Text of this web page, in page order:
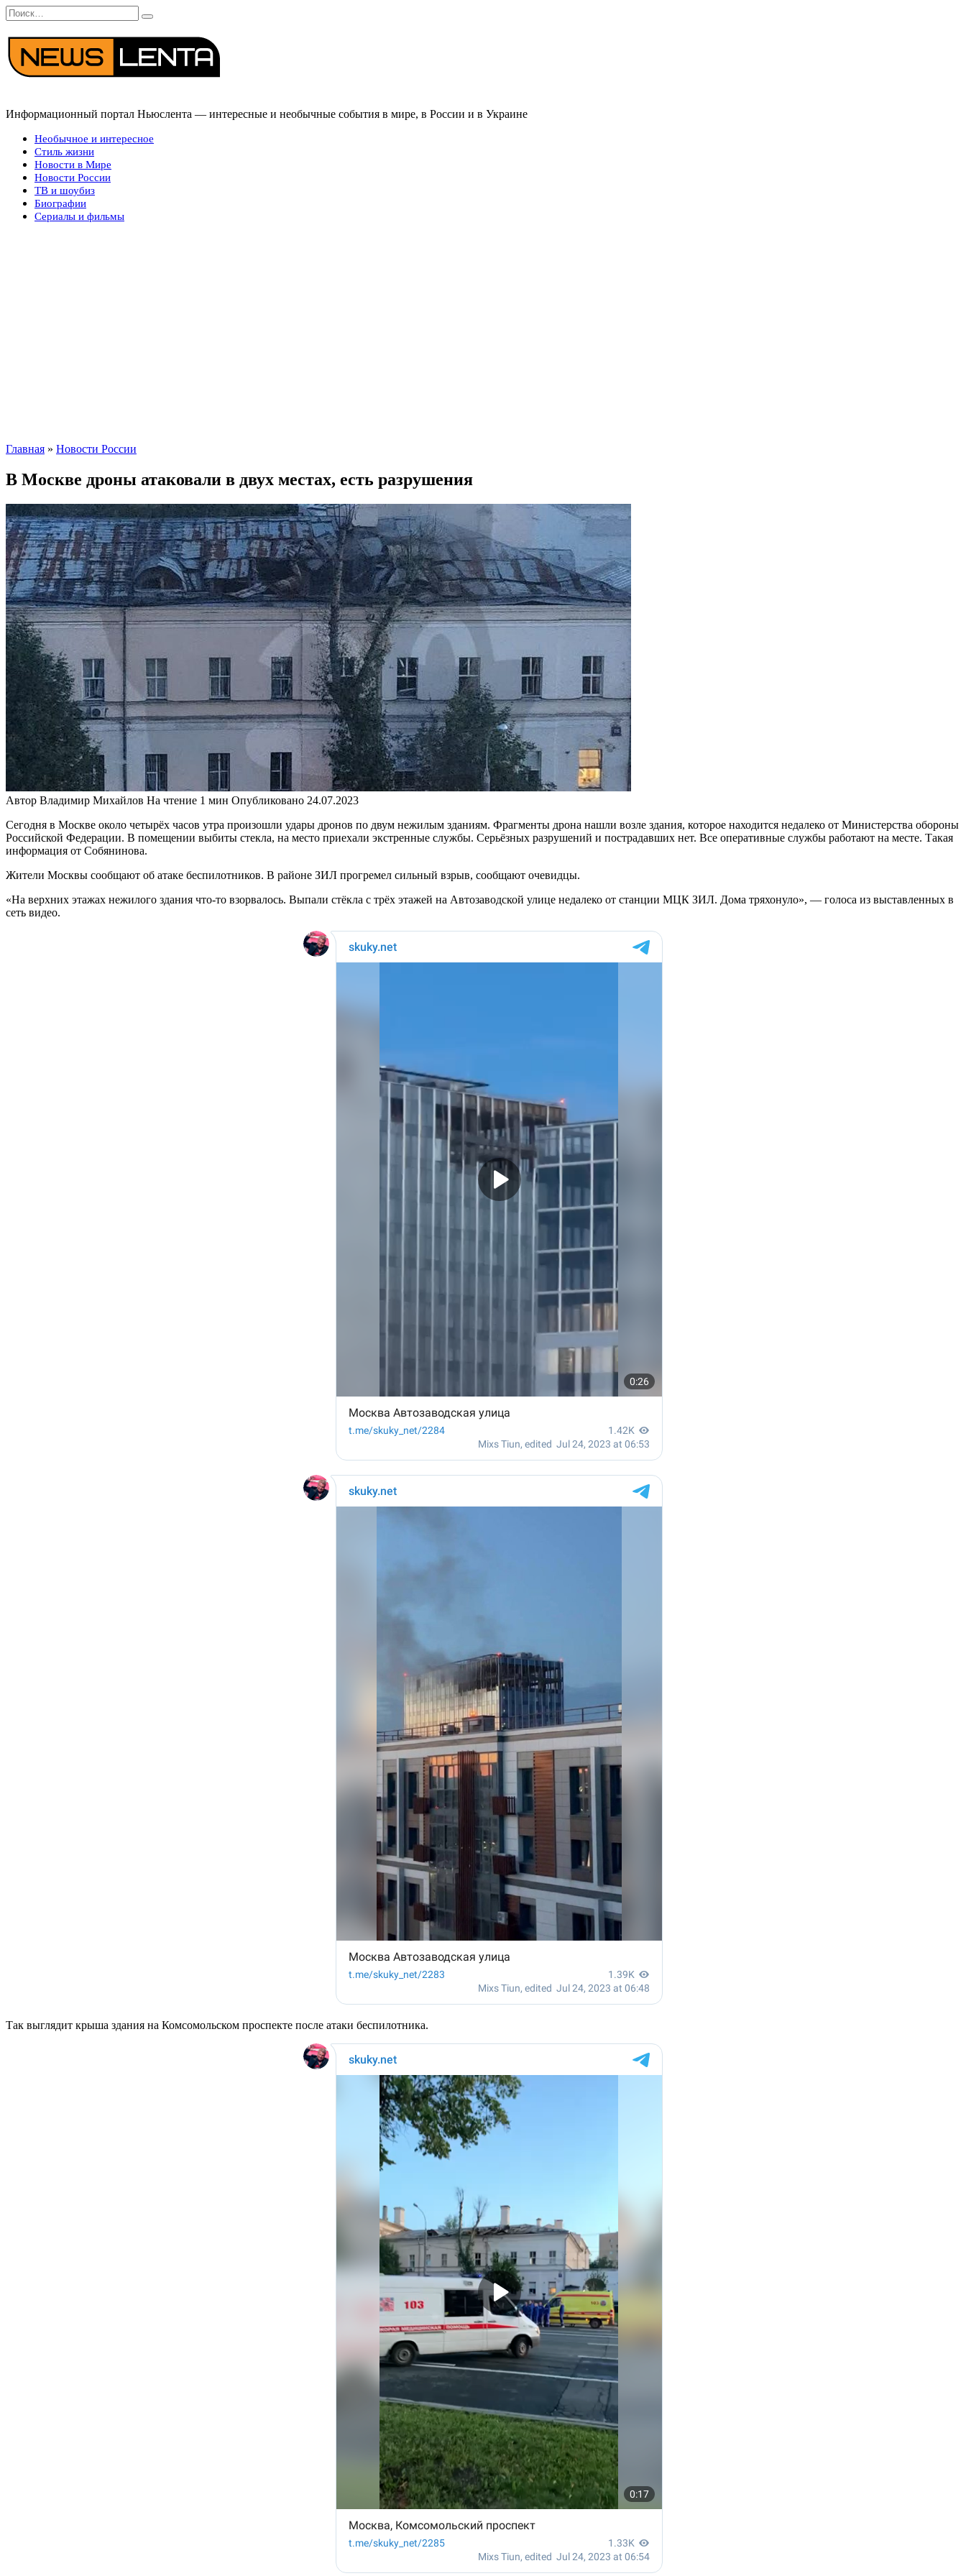
Перейти
к
содержанию
Search
for:
Информационный портал Ньюслента — интересные и необычные события в мире, в России и в Украине
Необычное и интересное
Стиль жизни
Новости в Мире
Новости России
ТВ и шоубиз
Биографии
Сериалы и фильмы
Главная » Новости России
В Москве дроны атаковали в двух местах, есть разрушения
Автор Владимир Михайлов На чтение 1 мин Опубликовано 24.07.2023
Сегодня в Москве около четырёх часов утра произошли удары дронов по двум нежилым зданиям. Фрагменты дрона нашли возле здания, которое находится недалеко от Министерства обороны
Российской Федерации. В помещении выбиты стекла, на место приехали экстренные службы. Серьёзных разрушений и пострадавших нет. Все оперативные службы работают на месте. Такая
информация от Собянинова.
Жители Москвы сообщают об атаке беспилотников. В районе ЗИЛ прогремел сильный взрыв, сообщают очевидцы.
«На верхних этажах нежилого здания что-то взорвалось. Выпали стёкла с трёх этажей на Автозаводской улице недалеко от станции МЦК ЗИЛ. Дома тряхонуло», — голоса из выставленных в
сеть видео.
Так выглядит крыша здания на Комсомольском проспекте после атаки беспилотника.